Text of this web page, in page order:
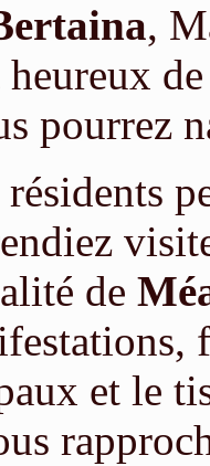
,
pourrez
de
et le